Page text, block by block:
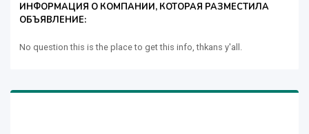
ИНФОРМАЦИЯ О КОМПАНИИ, КОТОРАЯ РАЗМЕСТИЛА
ОБЪЯВЛЕНИЕ:
No question this is the place to get this info, thkans y'all.